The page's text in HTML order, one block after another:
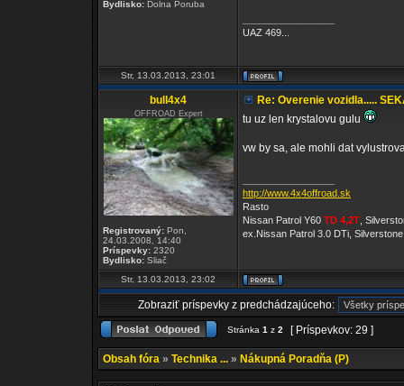
Bydlisko: Dolna Poruba
UAZ 469...
Str, 13.03.2013, 23:01
bull4x4
OFFROAD Expert
Registrovaný: Pon,
24.03.2008, 14:40
Príspevky: 2320
Bydlisko: Sliač
Re: Overenie vozidla.....
tu uz len krystalovu gulu
vw by sa, ale mohli dat
http://www.4x4offroad.sk
Rasto
Nissan Patrol Y60 TD 4,2T ,
ex.Nissan Patrol 3.0 DTi,
Str, 13.03.2013, 23:02
Zobraziť príspevky z predchádzajúceho:
Stránka 1 z 2 [ Príspevkov: 29 ]
Obsah fóra » Technika ... » Nákupná Poradňa (P)